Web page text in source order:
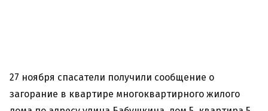
27 ноября спасатели получили сообщение о
загорание в квартире многоквартирного жилого